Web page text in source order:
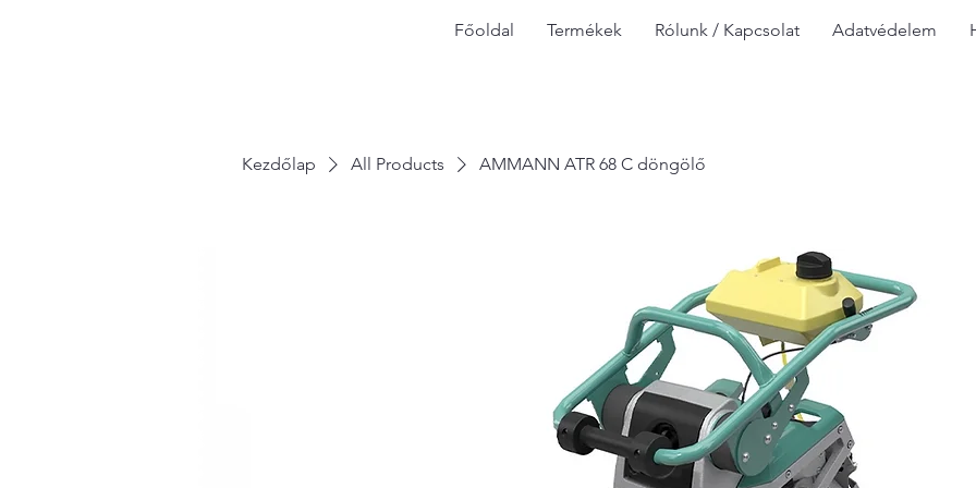
Főoldal Termékek Rólunk / Kapcsolat Adatvédelem
Kezdőlap All Products AMMANN ATR 68 C döngölő